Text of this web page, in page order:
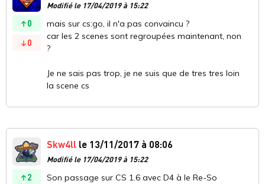
0
0
Modifié le 17/04/2019 à 15:22
mais sur cs:go, il n'a pas convaincu ?
car les 2 scenes sont regroupées maintenant, non
?
Je ne sais pas trop, je ne suis que de tres tres loin
la scene cs
2
Skw4ll le 13/11/2017 à 08:06
Modifié le 17/04/2019 à 15:22
Son passage sur CS 1.6 avec D4 à le Re-So